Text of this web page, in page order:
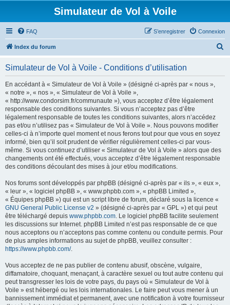
Simulateur de Vol à Voile
FAQ Connexion
S’enregistrer
Index du forum
Simulateur de Vol à Voile - Conditions d’utilisation
En accédant à « Simulateur de Vol à Voile » (désigné ci-après par « nous »,
« notre », « nos », « Simulateur de Vol à Voile »,
« http://www.condorsim.fr/communaute »), vous acceptez d’être légalement
responsable des conditions suivantes. Si vous n’acceptez pas d’être
légalement responsable de toutes les conditions suivantes, alors n’accédez
pas et/ou n’utilisez pas « Simulateur de Vol à Voile ». Nous pouvons modifier
celles-ci à n’importe quel moment et nous ferons tout pour que vous en soyez
informé, bien qu’il soit prudent de vérifier régulièrement celles-ci par vous-
même. Si vous continuez d’utiliser « Simulateur de Vol à Voile » alors que des
changements ont été effectués, vous acceptez d’être légalement responsable
des conditions découlant des mises à jour et/ou modifications.
Nos forums sont développés par phpBB (désigné ci-après par « ils », « eux »,
« leur », « logiciel phpBB », « www.phpbb.com », « phpBB Limited »,
« Équipes phpBB ») qui est un script libre de forum, déclaré sous la licence «
GNU General Public License v2 » (désigné ci-après par « GPL ») et qui peut
être téléchargé depuis www.phpbb.com. Le logiciel phpBB facilite seulement
les discussions sur Internet. phpBB Limited n’est pas responsable de ce que
nous acceptons ou n’acceptons pas comme contenu ou conduite permis. Pour
de plus amples informations au sujet de phpBB, veuillez consulter :
https://www.phpbb.com/.
Vous acceptez de ne pas publier de contenu abusif, obscène, vulgaire,
diffamatoire, choquant, menaçant, à caractère sexuel ou tout autre contenu qui
peut transgresser les lois de votre pays, du pays où « Simulateur de Vol à
Voile » est hébergé ou les lois internationales. Le faire peut vous mener à un
bannissement immédiat et permanent, avec une notification à votre fournisseur